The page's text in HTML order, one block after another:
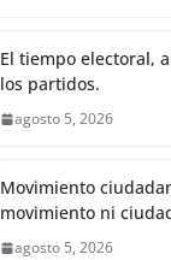
s
A
p
e
n
er
gr
El tiempo electoral,
los partidos.
agosto 5, 2026
Movimiento
movimiento ni
agosto 5, 2026